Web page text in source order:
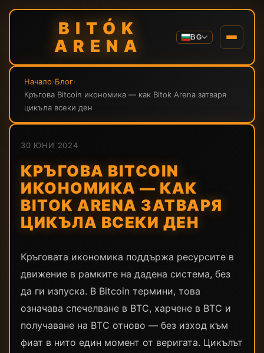
BITÓK
ARENA
BG
Начало›Блог›
Кръгова Bitcoin икономика — как Bitok Arena затваря
цикъла всеки ден
30 ЮНИ 2024
КРЪГОВА BITCOIN
ИКОНОМИКА — КАК
BITOK ARENA ЗАТВАРЯ
ЦИКЪЛА ВСЕКИ ДЕН
Кръговата икономика поддържа ресурсите в
движение в рамките на дадена система, без
да ги изпуска. В Bitcoin термини, това
означава спечелване в BTC, харчене в BTC и
получаване на BTC отново — без изход към
фиат в нито един момент от веригата. Цикълът